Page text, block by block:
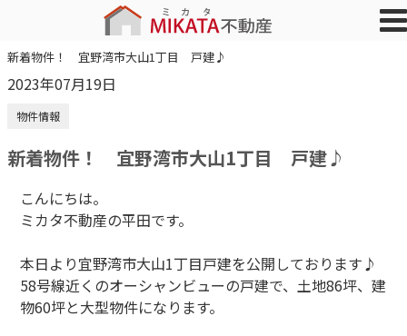
新着物件！ 宜野湾市大山1丁目 戸建♪
2023年07月19日
物件情報
新着物件！ 宜野湾市大山1丁目 戸建♪
こんにちは。
ミカタ不動産の平田です。
本日より宜野湾市大山1丁目戸建を公開しております♪
58号線近くのオーシャンビューの戸建で、土地86坪、建
物60坪と大型物件になります。